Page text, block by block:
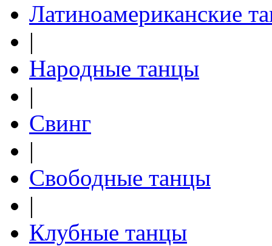
Латиноамериканские
|
Народные танцы
|
Свинг
|
Свободные танцы
|
Клубные танцы